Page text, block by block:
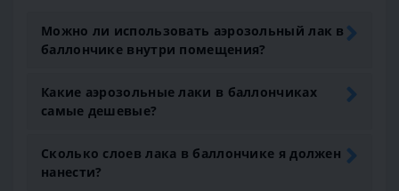
Можно ли использовать аэрозольный лак в
баллончике внутри помещения?
Какие аэрозольные лаки в баллончиках
самые дешевые?
Сколько слоев лака в баллончике я должен
нанести?